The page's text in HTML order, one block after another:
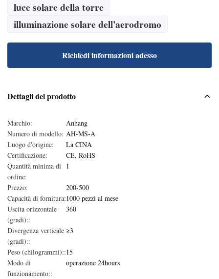
luce solare della torre
illuminazione solare dell'aerodromo
Richiedi informazioni adesso
Dettagli del prodotto
Marchio:
Anhang
Numero di modello: AH-MS-A
Luogo d'origine:
La CINA
Certificazione:
CE, RoHS
Quantità minima di
ordine:
1
Prezzo:
200-500
Capacità di fornitura:1000 pezzi al mese
Uscita orizzontale
(gradi)::
360
Divergenza verticale
(gradi)::
≥3
Peso (chilogrammi)::15
Modo di
funzionamento::
operazione 24hours